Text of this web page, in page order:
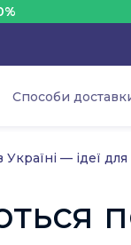
Способи
— ідеї